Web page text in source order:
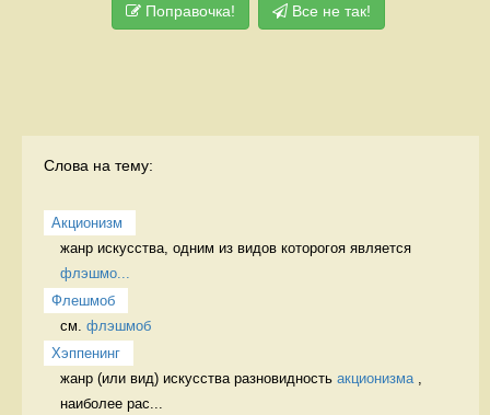
Поправочка! Все не так!
Слова на тему:
Акционизм
флэшмо...
Флешмоб
см. флэшмоб
Хэппенинг
жанр (или вид) искусства разновидность акционизма
наиболее рас...